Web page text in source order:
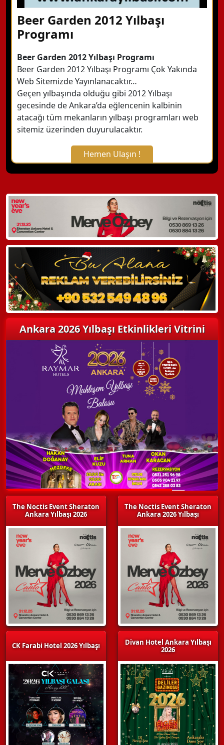
Beer Garden 2012 Yılbaşı
Programı
Beer Garden 2012 Yılbaşı Programı
Beer Garden 2012 Yılbaşı Programı Çok Yakında
Web Sitemizde Yayınlanacaktır…
Geçen yılbaşında olduğu gibi 2012 Yılbaşı
gecesinde de Ankara’da eğlencenin kalbinin
atacağı tüm mekanların yılbaşı programları web
sitemiz üzerinden duyurulacaktır.
Hemen Ulaşın !
X Kapat
WhatsApp ile Bilgi Alın
Hemen Arayın
Detaylı Bilgi Alın
Ankara 2026 Yılbaşı Etkinlikleri Vitrini
The Noctis Event Sheraton
Ankara Yılbaşı 2026
CK Farabi Hotel 2026 Yılbaşı
The Noctis Event Sheraton
Ankara 2026 Yılbaşı
Divan Hotel Ankara Yılbaşı
2026